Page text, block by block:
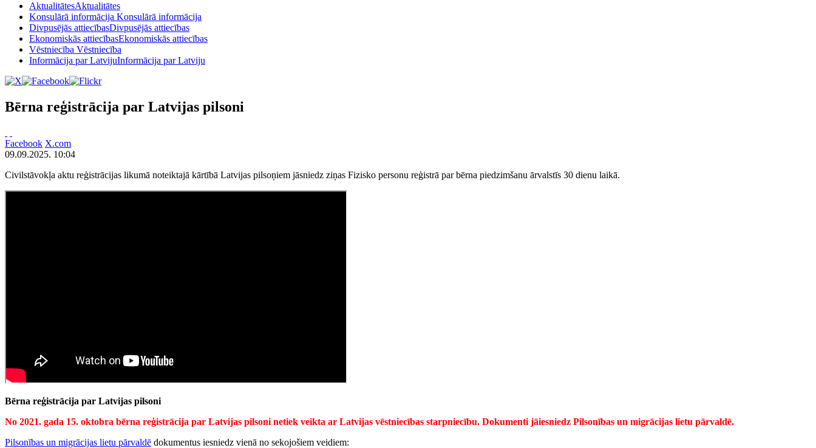
AktualitātesAktualitātes
Konsulārā informācija Konsulārā informācija
Divpusējās attiecībasDivpusējās attiecības
Ekonomiskās attiecībasEkonomiskās attiecības
Vēstniecība Vēstniecība
Informācija par LatvijuInformācija par Latviju
Bērna reģistrācija par Latvijas pilsoni
Facebook X.com
09.09.2025. 10:04
Civilstāvokļa aktu reģistrācijas likumā noteiktajā kārtībā Latvijas pilsoņiem jāsniedz ziņas Fizisko personu reģistrā par bērna piedzimšanu ārvalstīs 30 dienu laikā.
Bērna reģistrācija par Latvijas pilsoni
No 2021. gada 15. oktobra bērna reģistrācija par Latvijas pilsoni netiek veikta ar Latvijas vēstniecības starpniecību. Dokumenti jāiesniedz Pilsonības un migrācijas lietu pārvaldē.
Pilsonības un migrācijas lietu pārvaldē dokumentus iesniedz vienā no sekojošiem veidiem: